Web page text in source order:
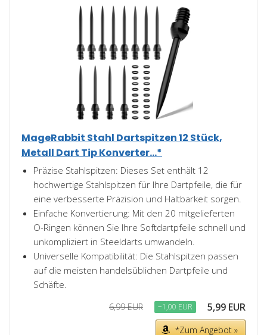
MageRabbit Stahl Dartspitzen 12 Stück,
Metall Dart Tip Konverter...*
Präzise Stahlspitzen: Dieses Set enthält 12
hochwertige Stahlspitzen für Ihre Dartpfeile, die für
eine verbesserte Präzision und Haltbarkeit sorgen.
Einfache Konvertierung: Mit den 20 mitgelieferten
O-Ringen können Sie Ihre Softdartpfeile schnell und
unkompliziert in Steeldarts umwandeln.
Universelle Kompatibilität: Die Stahlspitzen passen
auf die meisten handelsüblichen Dartpfeile und
Schäfte.
6,99 EUR −1,00 EUR 5,99 EUR
*Zum Angebot »